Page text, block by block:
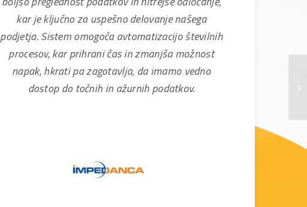
kar je ključno za uspešno delovanje našega
podjetja. Sistem omogoča avtomatizacijo številnih
procesov, kar prihrani čas in zmanjša možnost
napak, hkrati pa zagotavlja, da imamo vedno
dostop do točnih in ažurnih podatkov.